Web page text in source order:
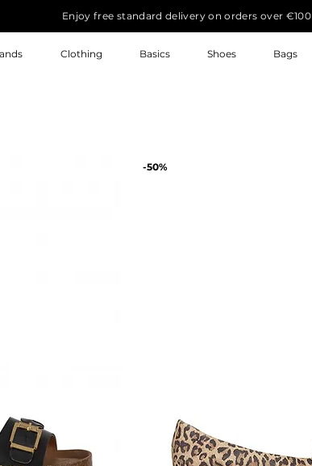
Enjoy free standard delivery on orders over €100
Clothing Basics Shoes Bags
-50%